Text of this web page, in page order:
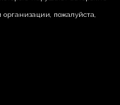
пожалуйста,